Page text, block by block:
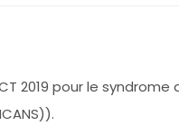
2019 pour le syndrome